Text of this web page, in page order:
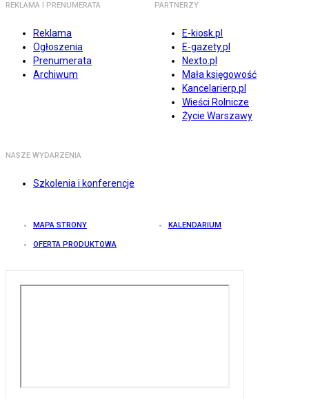
REKLAMA I PRENUMERATA
Reklama
Ogłoszenia
Prenumerata
Archiwum
PARTNERZY
E-kiosk.pl
E-gazety.pl
Nexto.pl
Mała księgowość
Kancelarierp.pl
Wieści Rolnicze
Życie Warszawy
NASZE WYDARZENIA
Szkolenia i konferencje
MAPA STRONY KALENDARIUM
OFERTA PRODUKTOWA